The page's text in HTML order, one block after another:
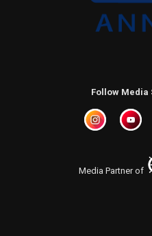
Follow Media
Media Partner of